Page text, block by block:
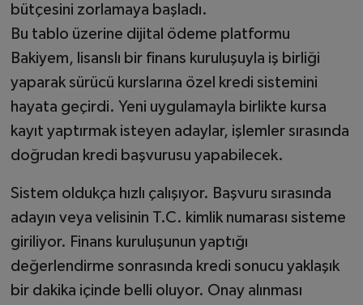
bütçesini zorlamaya başladı.
Bu tablo üzerine dijital ödeme platformu
Bakiyem, lisanslı bir finans kuruluşuyla iş birliği
yaparak sürücü kurslarına özel kredi sistemini
hayata geçirdi. Yeni uygulamayla birlikte kursa
kayıt yaptırmak isteyen adaylar, işlemler sırasında
doğrudan kredi başvurusu yapabilecek.
Sistem oldukça hızlı çalışıyor. Başvuru sırasında
adayın veya velisinin T.C. kimlik numarası sisteme
giriliyor. Finans kuruluşunun yaptığı
değerlendirme sonrasında kredi sonucu yaklaşık
bir dakika içinde belli oluyor. Onay alınması